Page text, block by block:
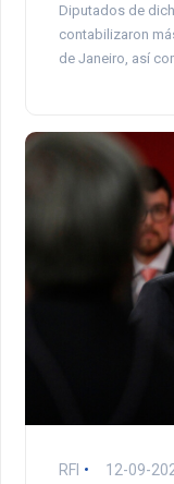
Diputados de
contabilizaron
de Janeiro, así
RFI 12-09-